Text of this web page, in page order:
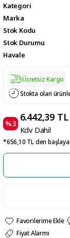
Kategori
Marka
Stok Kodu
Stok Durumu
Havale
Ücretsiz Kargo
Stokta olan
%3
6.442,39 TL
Kdv Dahil
*656,10 TL den
Fiyat Alarmı